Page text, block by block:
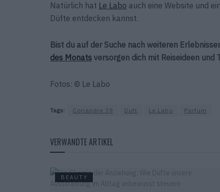
Natürlich hat Le Labo auch eine Website und
Düfte entdecken kannst.
Bist du auf der Suche nach weiteren
des Monats versorgen dich mit Reiseideen und
Fotos: © Le Labo
Tags: Coriandre 39 Duft Le Labo Parfum
VERWANDTE ARTIKEL
BEAUTY